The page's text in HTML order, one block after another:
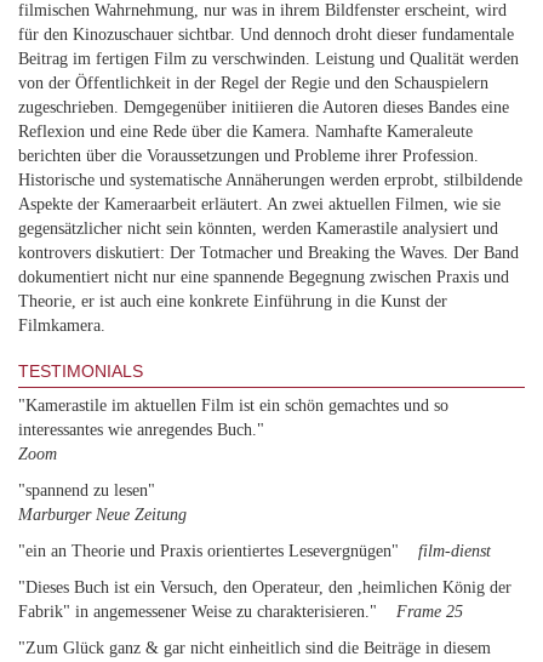
filmischen Wahrnehmung, nur was in ihrem Bildfenster erscheint, wird
für den Kinozuschauer sichtbar. Und dennoch droht dieser fundamentale
Beitrag im fertigen Film zu verschwinden. Leistung und Qualität werden
von der Öffentlichkeit in der Regel der Regie und den Schauspielern
zugeschrieben. Demgegenüber initiieren die Autoren dieses Bandes eine
Reflexion und eine Rede über die Kamera. Namhafte Kameraleute
berichten über die Voraussetzungen und Probleme ihrer Profession.
Historische und systematische Annäherungen werden erprobt, stilbildende
Aspekte der Kameraarbeit erläutert. An zwei aktuellen Filmen, wie sie
gegensätzlicher nicht sein könnten, werden Kamerastile analysiert und
kontrovers diskutiert: Der Totmacher und Breaking the Waves. Der Band
dokumentiert nicht nur eine spannende Begegnung zwischen Praxis und
Theorie, er ist auch eine konkrete Einführung in die Kunst der
Filmkamera.
TESTIMONIALS
"Kamerastile im aktuellen Film ist ein schön gemachtes und so
interessantes wie anregendes Buch."
Zoom
"spannend zu lesen"
Marburger Neue Zeitung
"ein an Theorie und Praxis orientiertes Lesevergnügen"
film-dienst
"Dieses Buch ist ein Versuch, den Operateur, den ,heimlichen König der
Fabrik" in angemessener Weise zu charakterisieren." Frame 25
"Zum Glück ganz & gar nicht einheitlich sind die Beiträge in diesem